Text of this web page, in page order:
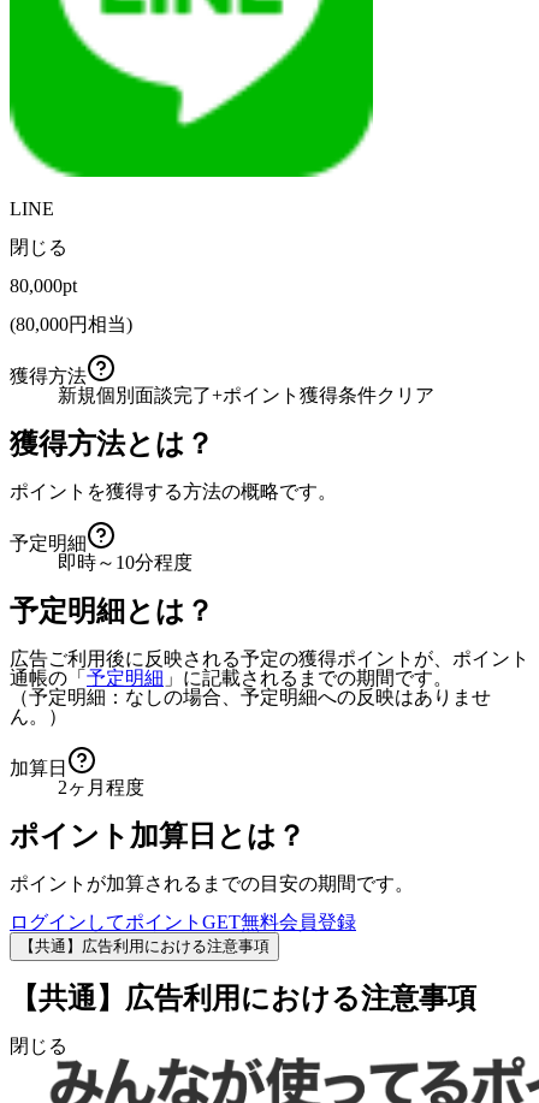
LINE
閉じる
80,000pt
(80,000円相当)
獲得方法
新規個別面談完了+ポイント獲得条件クリア
獲得方法とは？
ポイントを獲得する方法の概略です。
予定明細
即時～10分程度
予定明細とは？
広告ご利用後に反映される予定の獲得ポイントが、ポイント
通帳の「 予定明細 」に記載されるまでの期間です。
（予定明細：なしの場合、予定明細への反映はありませ
ん。）
加算日
2ヶ月程度
ポイント加算日とは？
ポイントが加算されるまでの目安の期間です。
ログインしてポイントGET無料会員登録
【共通】広告利用における注意事項
【共通】広告利用における注意事項
閉じる